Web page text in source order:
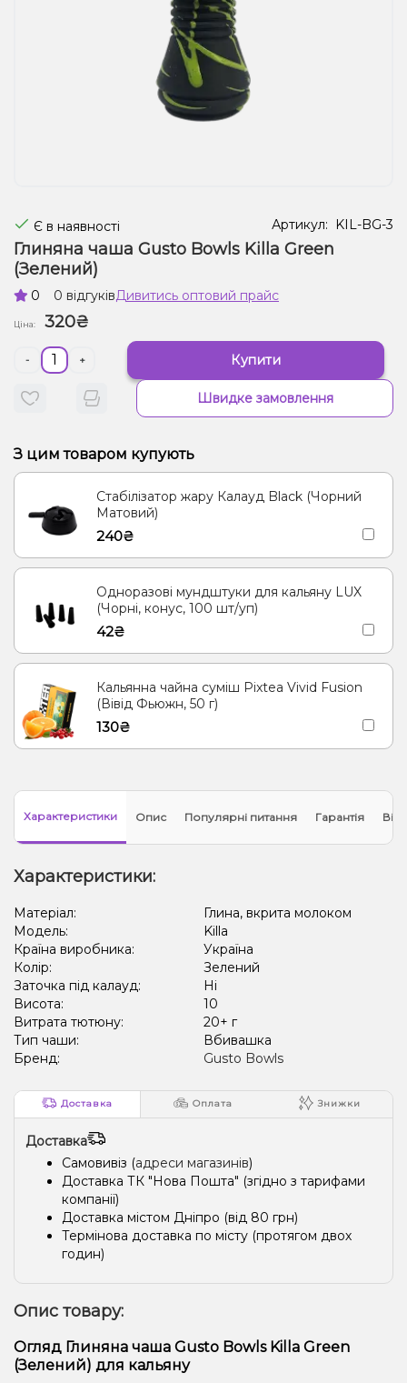
Рідини для електронних сигарет
Подарункові набори
Є в наявності Артикул: KIL-BG-3
Глиняна чаша Gusto Bowls Killa Green
(Зелений)
0 0 відгуківДивитись оптовий прайс
Ціна: 320₴
- + Купити
Швидке замовлення
З цим товаром купують
Стабілізатор жару Калауд Black (Чорний
Матовий)
240₴
Одноразові мундштуки для кальяну LUX
(Чорні, конус, 100 шт/уп)
42₴
Кальянна чайна суміш Pixtea Vivid Fusion
(Вівід Фьюжн, 50 г)
130₴
Характеристики Опис Популярні питання Гарантія
Характеристики:
Матеріал:
Глина, вкрита молоком
Модель:
Killa
Країна виробника:
Україна
Колір:
Зелений
Заточка під калауд:
Ні
Висота:
10
Витрата тютюну:
20+ г
Тип чаши:
Вбивашка
Бренд:
Gusto Bowls
Доставка Оплата Знижки
Доставка
Самовивіз (адреси магазинів)
Доставка ТК "Нова Пошта" (згідно з тарифами
компанії)
Доставка містом Дніпро (від 80 грн)
Термінова доставка по місту (протягом двох
годин)
Опис товару:
Огляд Глиняна чаша Gusto Bowls Killa Green
(Зелений) для кальяну